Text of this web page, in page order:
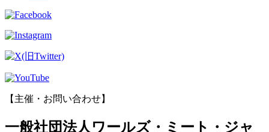
【主催・お問い合わせ】
一般社団法人ワールズ・ミート・ジャ